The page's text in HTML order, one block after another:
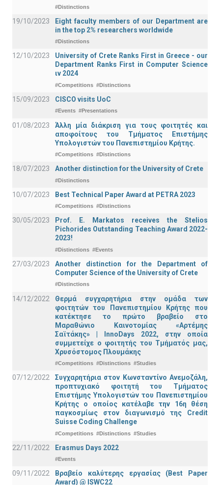
#Distinctions
19/10/2023
Eight faculty members of our Department are
in the top 2% researchers worldwide
#Distinctions
12/10/2023
University of Crete Ranks First in Greece - our
Department Ranks First in Computer Science
ιν 2024
#Competitions #Distinctions
15/09/2023 CISCO visits UoC
#Events #Presentations
01/08/2023
Άλλη μία διάκριση για τους φοιτητές και
αποφοίτους του Τμήματος Επιστήμης
Υπολογιστών του Πανεπιστημίου Κρήτης.
#Competitions #Distinctions
18/07/2023 Another distinction for the University of Crete
#Distinctions
10/07/2023 Best Technical Paper Award at PETRA 2023
#Competitions #Distinctions
30/05/2023
Prof. E. Markatos receives the Stelios
Pichorides Outstanding Teaching Award 2022-
2023!
#Distinctions #Events
27/03/2023
Another distinction for the Department of
Computer Science of the University of Crete
#Distinctions
14/12/2022
Θερμά συγχαρητήρια στην ομάδα των
φοιτητών του Πανεπιστημίου Κρήτης που
κατέκτησε το πρώτο βραβείο στο
Μαραθώνιο Καινοτομίας «Αρτέμης
Σαϊτάκης» | InnoDays 2022, στην οποία
συμμετείχε ο φοιτητής του Τμήματός μας,
Χρυσόστομος Πλουμάκης
#Competitions #Distinctions #Studies
07/12/2022
Συγχαρητήρια στον Κωνσταντίνο Ανεμοζάλη,
προπτυχιακό φοιτητή του Τμήματος
Επιστήμης Υπολογιστών του Πανεπιστημίου
Κρήτης ο οποίος κατέλαβε την 16η θέση
παγκοσμίως στον διαγωνισμό της Credit
Suisse Coding Challenge
#Competitions #Distinctions #Studies
22/11/2022 Erasmus Days 2022
#Events
09/11/2022
Βραβείο καλύτερης εργασίας (Best Paper
Award) @ ISWC22